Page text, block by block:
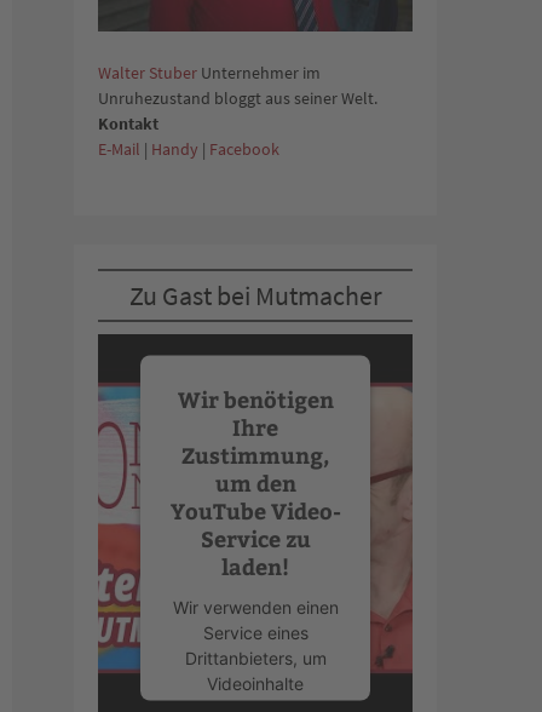
Walter Stuber Unternehmer im
Unruhezustand bloggt aus seiner Welt.
Kontakt
E-Mail | Handy | Facebook
Zu Gast bei Mutmacher
Wir benötigen
Ihre
Zustimmung,
um den
YouTube Video-
Service zu
laden!
Wir verwenden einen
Service eines
Drittanbieters, um
Videoinhalte